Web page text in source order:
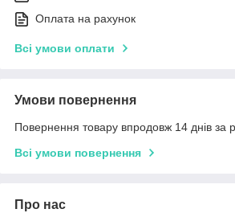
Оплата на рахунок
Всі умови оплати
Умови повернення
Повернення товару впродовж 14 днів за
Всі умови повернення
Про нас